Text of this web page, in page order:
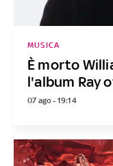
È morto
l'album Ray
MUSICA
07 ago - 19:14